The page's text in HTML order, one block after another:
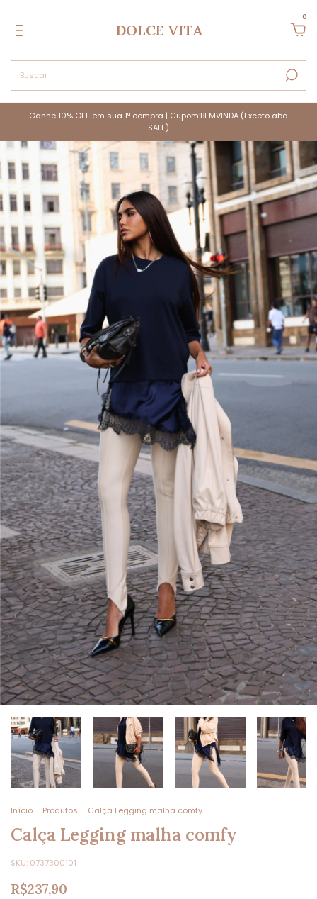
DOLCE VITA
0
Ganhe 10% OFF em sua 1ª compra | Cupom:BEMVINDA (Exceto aba
SALE)
Início . Produtos . Calça Legging malha comfy
Calça Legging malha comfy
SKU: 0737300101
R$237,90